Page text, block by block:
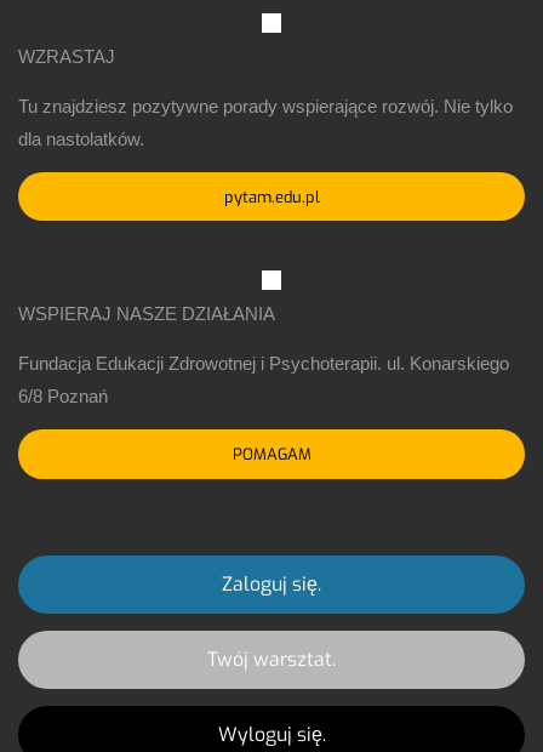
WZRASTAJ
Tu znajdziesz pozytywne porady wspierające rozwój. Nie tylko
dla nastolatków.
pytam.edu.pl
WSPIERAJ NASZE DZIAŁANIA
Fundacja Edukacji Zdrowotnej i Psychoterapii. ul. Konarskiego
6/8 Poznań
POMAGAM
Zaloguj się.
Twój warsztat.
Wyloguj się.